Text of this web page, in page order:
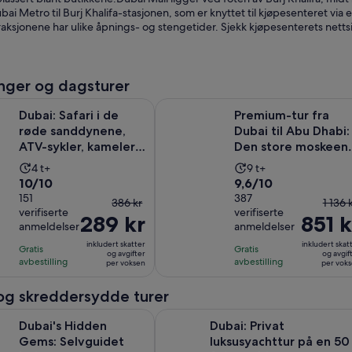
Metro til Burj Khalifa-stasjonen, som er knyttet til kjøpesenteret
har ulike åpnings- og stengetider. Sjekk kjøpesenterets
og dagsturer
Dubai: Safari i de
røde sanddynene,
ATV-sykler, kameler,
sandsurfing og gri...
Aktivitetens
varighet
er
4
timer
4 t+
10.0
av
10
med
151
anmeldelser
10/10
151
verifiserte
anmeldelser
Gratis
avbestilling
Forrige
pris
var
386 kr,
og
pris
289 kr
386 kr
289 kr
inkludert skatter
og avgifter
per voksen
Premium-tur fra
Dubai til Abu Dhabi:
Den store moskeen,
Det kongelige
Aktivitetens
varighet
er
9
timer
9 t+
9.6
av
10
med
387
anmeldelser
9,6/10
387
verifiserte
anmeldelser
Gratis
avbestilling
pris
var
1 136
og
851 kr
1 136
851
inkludert
og
per
skreddersydde turer
Dubai's Hidden
Gems: Selvguidet
Dubai: Privat
luksusyachttur på en 50